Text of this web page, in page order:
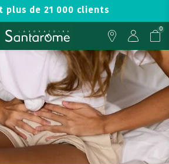
plus de 21 000 clients
0